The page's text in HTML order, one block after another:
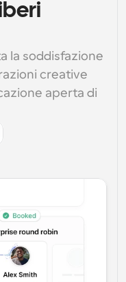
la soddisfazione
creative
aperta di